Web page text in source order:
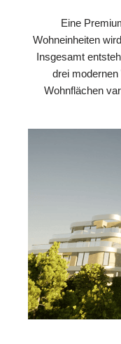
Eine
Wohneinheiten
Insgesamt
drei
Wohnflächen